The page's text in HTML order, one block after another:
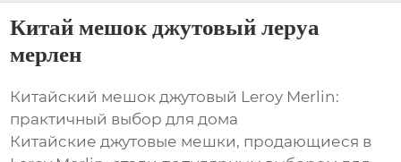
Китай мешок джутовый леруа
мерлен
Китайский мешок джутовый Leroy Merlin:
практичный выбор для дома
Китайские джутовые мешки, продающиеся в